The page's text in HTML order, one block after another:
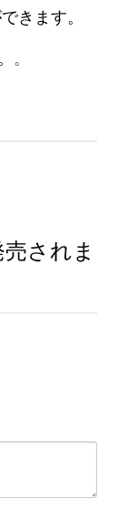
きます。
。
されま